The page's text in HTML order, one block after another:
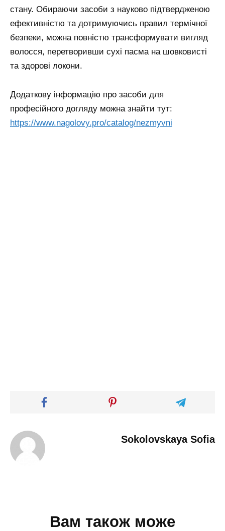
стану. Обираючи засоби з науково підтвердженою
ефективністю та дотримуючись правил термічної
безпеки, можна повністю трансформувати вигляд
волосся, перетворивши сухі пасма на шовковисті
та здорові локони.
Додаткову інформацію про засоби для
професійного догляду можна знайти тут:
https://www.nagolovy.pro/catalog/nezmyvni
Sokolovskaya Sofia
Вам також може